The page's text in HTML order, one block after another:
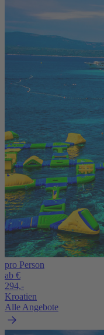
pro Person
ab €
294,-
Kroatien
Alle Angebote